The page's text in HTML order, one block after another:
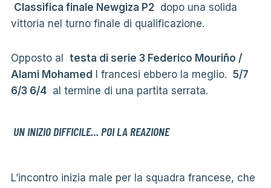
Classifica finale Newgiza P2dopo una solida
vittoria nel turno finale di qualificazione.
Opposto al testa di serie 3 Federico Mouriño /
Alami Mohamed I francesi ebbero la meglio. 5/7
6/3 6/4al termine di una partita serrata.
UN INIZIO DIFFICILE… POI LA REAZIONE
L’incontro inizia male per la squadra francese, che